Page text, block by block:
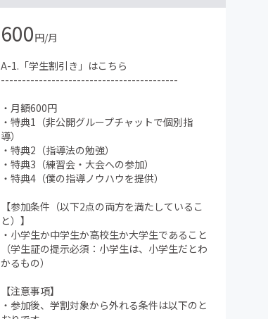
600円/月
A-1.「学生割引き」はこちら
------------------------------------------
・月額600円
・特典1（非公開グループチャットで個別指
導）
・特典2（指導法の勉強）
・特典3（練習会・大会への参加）
・特典4（僕の指導ノウハウを提供）
【参加条件（以下2点の両方を満たしているこ
と）】
・小学生か中学生か高校生か大学生であること
（学生証の提示必須：小学生は、小学生だとわ
かるもの）
【注意事項】
・参加後、学割対象から外れる条件は以下のと